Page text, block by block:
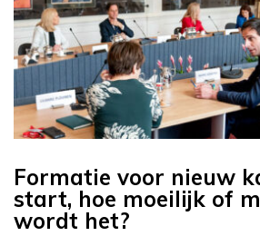
Formatie voor nieuw
start, hoe moeilijk of
wordt het?